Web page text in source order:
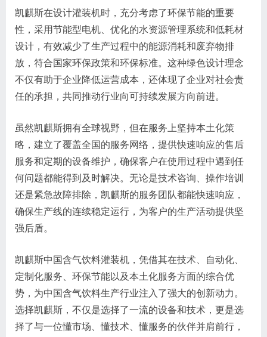
凯麒斯在设计灌装机时，充分考虑了环保节能的重要
性，采用节能型电机、优化的水资源管理系统和低耗材
设计，有效减少了生产过程中的能源消耗和废弃物排
放，符合国家环保政策和环保标准。这种绿色设计理念
不仅有助于企业降低运营成本，还体现了企业对社会责
任的承担，共同推动行业向可持续发展方向前进。
虽然凯麒斯拥有全球视野，但在服务上坚持本土化策
略，建立了覆盖全国的服务网络，提供快速响应的售后
服务和定期的设备维护，确保客户在使用过程中遇到任
何问题都能得到及时解决。无论是技术咨询、操作培训
还是紧急故障排除，凯麒斯的服务团队都能快速响应，
确保生产线的连续稳定运行，为客户的生产活动提供坚
强后盾。
凯麒斯中国含气饮料灌装机，凭借其在技术、自动化、
定制化服务、环保节能以及本土化服务方面的综合优
势，为中国含气饮料生产行业注入了强大的创新动力。
选择凯麒斯，不仅是选择了一流的设备和技术，更是选
择了与一位懂市场、懂技术、懂服务的伙伴并肩前行，